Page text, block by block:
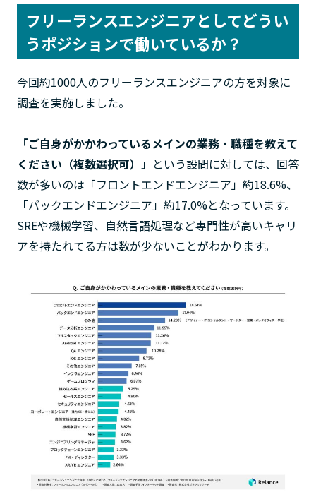
フリーランスエンジニアとしてどうい
うポジションで働いているか？
今回約1000人のフリーランスエンジニアの方を対象に
調査を実施しました。
「ご自身がかかわっているメインの業務・職種を教えて
ください（複数選択可）」 という設問に対しては、回答
数が多いのは「フロントエンドエンジニア」約18.6%、
「バックエンドエンジニア」約17.0%となっています。
SREや機械学習、自然言語処理など専門性が高いキャリ
アを持たれてる方は数が少ないことがわかります。